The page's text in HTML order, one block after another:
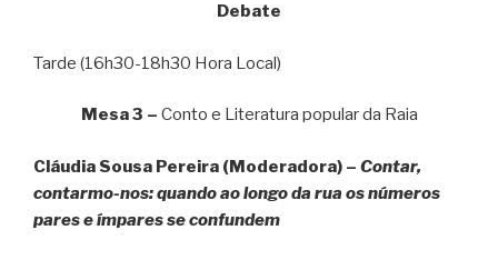
Debate
Tarde (16h30-18h30 Hora Local)
Mesa 3 – Conto e Literatura popular da Raia
Cláudia Sousa Pereira (Moderadora) – Contar,
contarmo-nos: quando ao longo da rua os números
pares e ímpares se confundem